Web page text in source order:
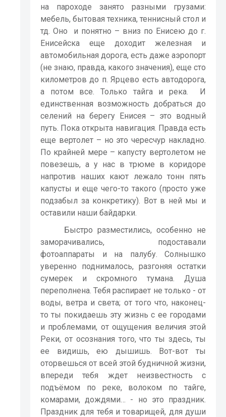
на пароходе занято разными грузами:
мебель, бытовая техника, теннисный стол и
тд. Оно
и понятно – вниз по Енисею до г.
Енисейска еще доходит железная и
автомобильная дорога, есть даже аэропорт
(не знаю, правда, какого значения), еще сто
километров до п. Ярцево есть автодорога,
а потом все. Только тайга и река.
И
единственная возможность добраться до
селений на берегу Енисея – это водный
путь. Пока открыта навигация. Правда есть
еще вертолет – но это чересчур накладно.
По крайней мере – капусту вертолетом не
повезешь, а у нас в трюме в коридоре
напротив наших кают лежало тонн пять
капусты и еще чего-то такого (просто уже
подзабыл за конкретику). Вот в ней мы и
оставили наши байдарки.
Быстро разместились, особенно не
заморачивались, подоставали
фотоаппараты и на палубу. Солнышко
уверенно поднималось, разгоняя остатки
сумерек и скромного тумана. Душа
переполнена. Тебя распирает не только - от
воды, ветра и света; от того что, наконец-
то ты покидаешь эту жизнь с ее городами
и проблемами, от ощущения величия этой
Реки, от осознания того, что ты здесь, ты
ее видишь, ею дышишь. Вот-вот ты
оторвешься от всей этой будничной жизни,
впереди тебя ждет неизвестность с
подъёмом по реке, волоком по тайге,
комарами, дождями… - но это праздник.
Праздник для тебя и товарищей, для души